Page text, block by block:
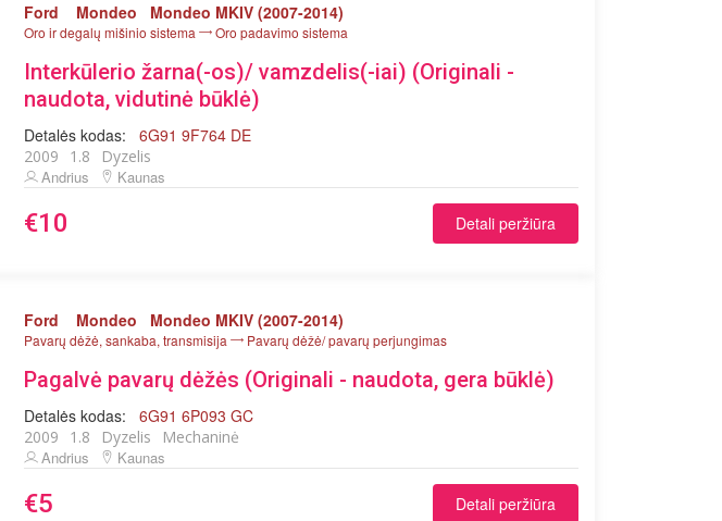
Ford Mondeo Mondeo MKIV (2007-2014)
Oro ir degalų mišinio sistema Oro padavimo sistema
Interkūlerio žarna(-os)/ vamzdelis(-iai) (Originali -
naudota, vidutinė būklė)
Detalės kodas: 6G91 9F764 DE
2009 1.8
Dyzelis
Andrius
Kaunas
€10 Detali peržiūra
Ford Mondeo Mondeo MKIV (2007-2014)
Pavarų dėžė, sankaba, transmisija Pavarų dėžė/ pavarų perjungimas
Pagalvė pavarų dėžės (Originali - naudota, gera būklė)
Detalės kodas: 6G91 6P093 GC
2009 1.8 Dyzelis
Mechaninė
Andrius
Kaunas
€5 Detali peržiūra